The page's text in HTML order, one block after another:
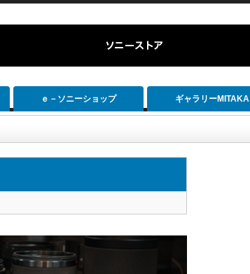
ｅ－ソニーショップ ギャラリーMITAKA